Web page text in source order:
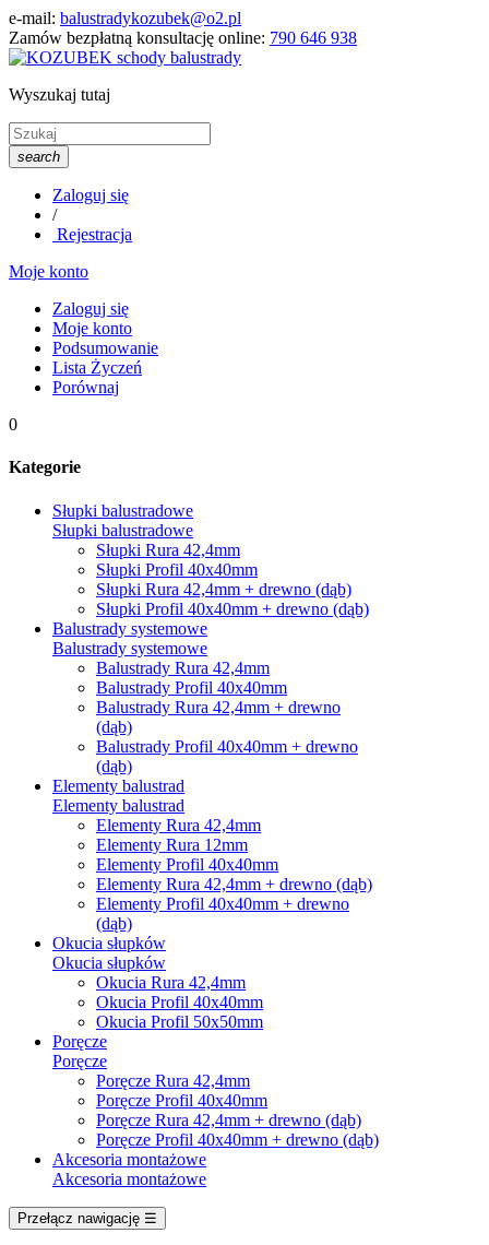
e-mail: balustradykozubek@o2.pl
Zamów bezpłatną konsultację online: 790 646 938
Wyszukaj tutaj
search
Zaloguj się
/
Rejestracja
Moje konto
Zaloguj się
Moje konto
Podsumowanie
Lista Życzeń
Porównaj
0
Kategorie
Słupki balustradowe
Słupki balustradowe
Słupki Rura 42,4mm
Słupki Profil 40x40mm
Słupki Rura 42,4mm + drewno (dąb)
Słupki Profil 40x40mm + drewno (dąb)
Balustrady systemowe
Balustrady systemowe
Balustrady Rura 42,4mm
Balustrady Profil 40x40mm
Balustrady Rura 42,4mm + drewno
(dąb)
Balustrady Profil 40x40mm + drewno
(dąb)
Elementy balustrad
Elementy balustrad
Elementy Rura 42,4mm
Elementy Rura 12mm
Elementy Profil 40x40mm
Elementy Rura 42,4mm + drewno (dąb)
Elementy Profil 40x40mm + drewno
(dąb)
Okucia słupków
Okucia słupków
Okucia Rura 42,4mm
Okucia Profil 40x40mm
Okucia Profil 50x50mm
Poręcze
Poręcze
Poręcze Rura 42,4mm
Poręcze Profil 40x40mm
Poręcze Rura 42,4mm + drewno (dąb)
Poręcze Profil 40x40mm + drewno (dąb)
Akcesoria montażowe
Akcesoria montażowe
Przełącz nawigację ☰